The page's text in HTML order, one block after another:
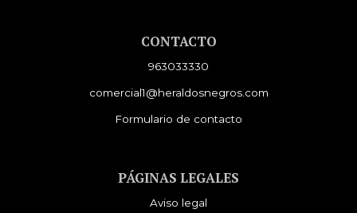
CONTACTO
963033330
comercial1@heraldosnegros.com
Formulario de contacto
PÁGINAS LEGALES
Aviso legal